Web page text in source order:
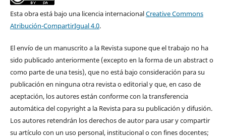
Esta obra está bajo una licencia internacionalCreative Commons
Atribución-CompartirIgual 4.0.
El envío de un manuscrito a la Revista supone que el trabajo no ha
sido publicado anteriormente (excepto en la forma de un abstract o
como parte de una tesis), que no está bajo consideración para su
publicación en ninguna otra revista o editorial y que, en caso de
aceptación, los autores están conforme con la transferencia
automática del copyright a la Revista para su publicación y difusión.
Los autores retendrán los derechos de autor para usar y compartir
su artículo con un uso personal, institucional o con fines docentes;